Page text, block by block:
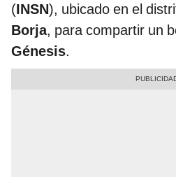
(INSN), ubicado en el
Borja, para compartir un
Génesis.